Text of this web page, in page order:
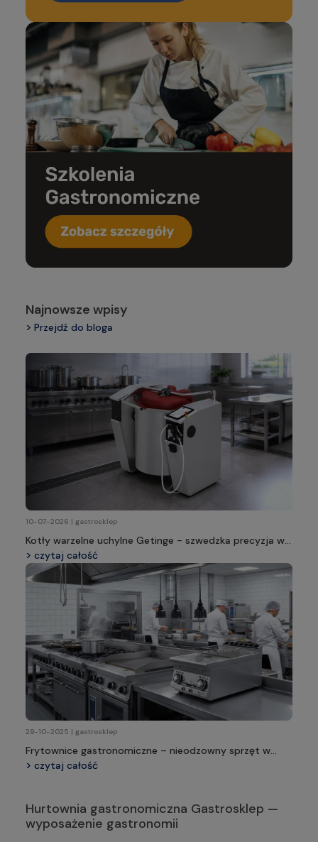
Najnowsze wpisy
Przejdź do bloga
10-07-2026 | gastrosklep
Kotły warzelne uchylne Getinge - szwedzka precyzja w
profesjonalnej kuchni
czytaj całość
29-10-2025 | gastrosklep
Frytownice gastronomiczne – nieodzowny sprzęt w
profesjonalnej kuchni
czytaj całość
Hurtownia gastronomiczna Gastrosklep —
wyposażenie gastronomii